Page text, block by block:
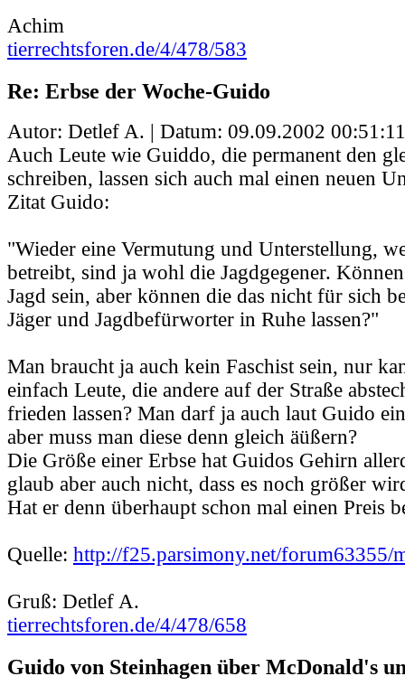
Achim
tierrechtsforen.de/4/478/583
Re: Erbse der Woche-Guido
Autor: Detlef A. | Datum: 09.09.2002 00:51:11
Auch Leute wie Guiddo, die permanent den
schreiben, lassen sich auch mal einen neuen
Zitat Guido:
"Wieder eine Vermutung und Unterstellung,
betreibt, sind ja wohl die Jagdgegener.
Jagd sein, aber können die das nicht für sich
Jäger und Jagdbefürworter in Ruhe lassen?"
Man braucht ja auch kein Faschist sein, nur
einfach Leute, die andere auf der Straße
frieden lassen? Man darf ja auch laut Guido
aber muss man diese denn gleich äüßern?
Die Größe einer Erbse hat Guidos Gehirn
glaub aber auch nicht, dass es noch größer
Hat er denn überhaupt schon mal einen Preis
Quelle: http://f25.parsimony.net/forum63355/
Gruß: Detlef A.
tierrechtsforen.de/4/478/658
Guido von Steinhagen über McDonald's